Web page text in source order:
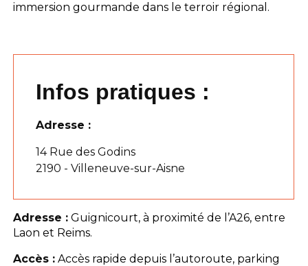
immersion gourmande dans le terroir régional.
Infos pratiques :
Adresse :
14 Rue des Godins
2190 - Villeneuve-sur-Aisne
Adresse : Guignicourt, à proximité de l’A26, entre
Laon et Reims.
Accès : Accès rapide depuis l’autoroute, parking